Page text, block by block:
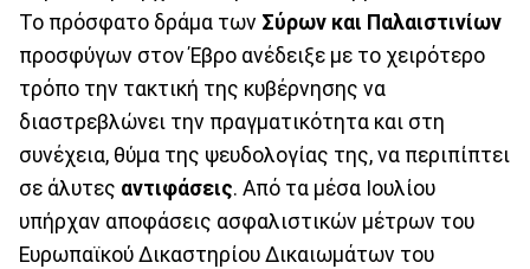
Το πρόσφατο δράμα των Σύρων και Παλαιστινίων
προσφύγων στον Έβρο ανέδειξε με το χειρότερο
τρόπο την τακτική της κυβέρνησης να
διαστρεβλώνει την πραγματικότητα και στη
συνέχεια, θύμα της ψευδολογίας της, να περιπίπτει
σε άλυτες αντιφάσεις. Από τα μέσα Ιουλίου
υπήρχαν αποφάσεις ασφαλιστικών μέτρων του
Ευρωπαϊκού Δικαστηρίου Δικαιωμάτων του